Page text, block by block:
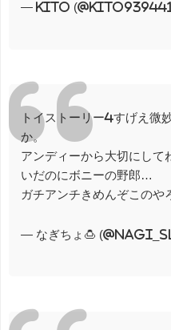
— kito
トイストーリー4すげえ微
か。
アンディーから大切にして
いだのにボニーの野郎…
ガチアンチきめんぞこのや
— なぎちょ🍮